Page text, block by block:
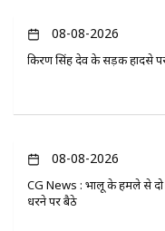
08-08-2026
किरण सिंह देव के सड़क हादसे
08-08-2026
CG News : भालू के हमले से दो
धरने पर बैठे